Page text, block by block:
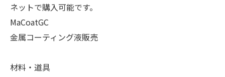
ネットで購入可能です。
MaCoatGC
金属コーティング液販売
材料・道具